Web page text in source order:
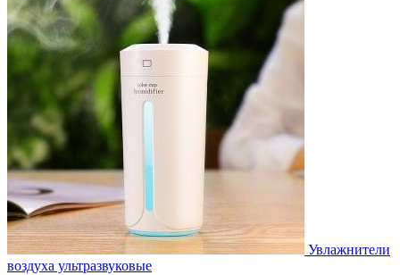
Увлажнители
воздуха ультразвуковые